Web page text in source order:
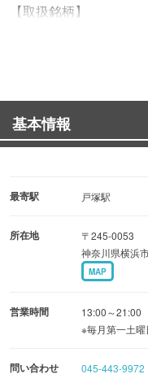
【取扱銘柄】
ベイピルスナー(定番
IPA、ほか6種類ほど
スタイルをお楽しみく
【イチオシの銘柄】
スタイル：ボヘミアン
ーであり、フラッグシ
を、製法もトリプル
していくベイピルス
われるビール品評会に
スタイル：ヘーフェヴ
基本情報
最寄駅 戸塚駅
所在地
〒245-0053
神奈川県横浜
MAP
営業時間
13:00～21:00
※毎月第一土
問い合わせ 045-443-9972